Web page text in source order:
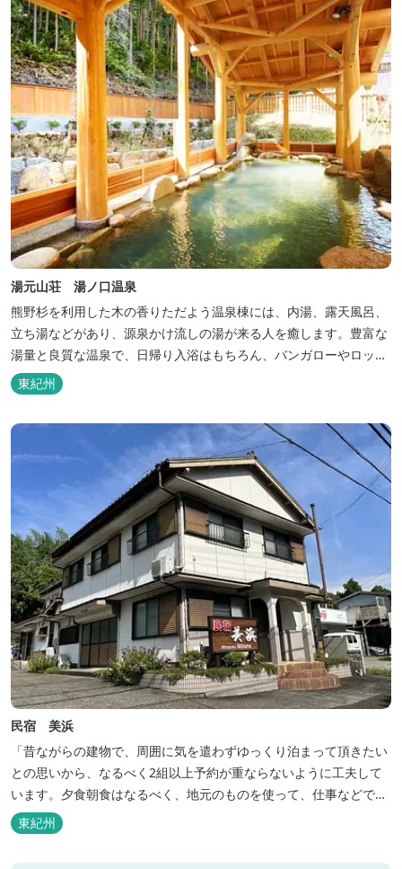
湯元山荘 湯ノ口温泉
熊野杉を利用した木の香りただよう温泉棟には、内湯、露天風呂、
立ち湯などがあり、源泉かけ流しの湯が来る人を癒します。豊富な
湯量と良質な温泉で、日帰り入浴はもちろん、バンガローやロッジ
などの宿泊施設も備えているので、宿泊しながらゆったりと温泉を
楽しむ人も多いです。
東紀州
民宿 美浜
「昔ながらの建物で、周囲に気を遣わずゆっくり泊まって頂きたい
との思いから、なるべく2組以上予約が重ならないように工夫して
います。夕食朝食はなるべく、地元のものを使って、仕事などで連
泊の方には日替わりでご用意します。」オーナー様談。もし重なっ
た場合は、ごめんなさい。
東紀州